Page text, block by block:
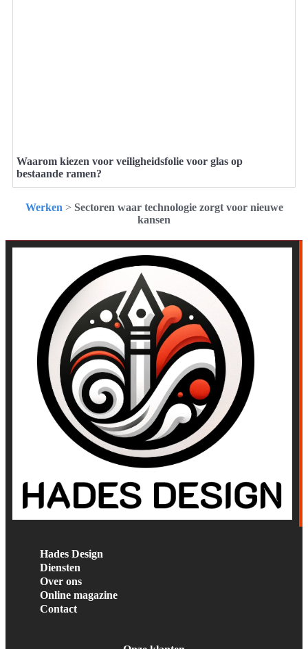
Waarom kiezen voor veiligheidsfolie voor glas op
bestaande ramen?
Werken > Sectoren waar technologie zorgt voor nieuwe
kansen
Hades Design
Diensten
Over ons
Online magazine
Contact